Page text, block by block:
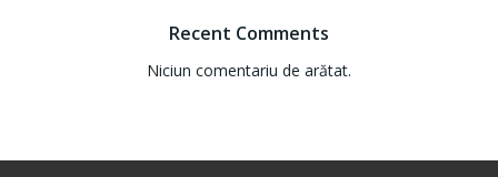
Recent Comments
Niciun comentariu de arătat.